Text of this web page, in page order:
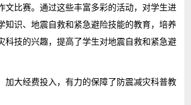
文比赛。通过这些丰富多彩的活动，对学生进
知识、地震自救和紧急避险技能的教育，培养
科技的兴趣，提高了学生对地震自救和紧急避
加大经费投入，有力的保障了防震减灾科普教